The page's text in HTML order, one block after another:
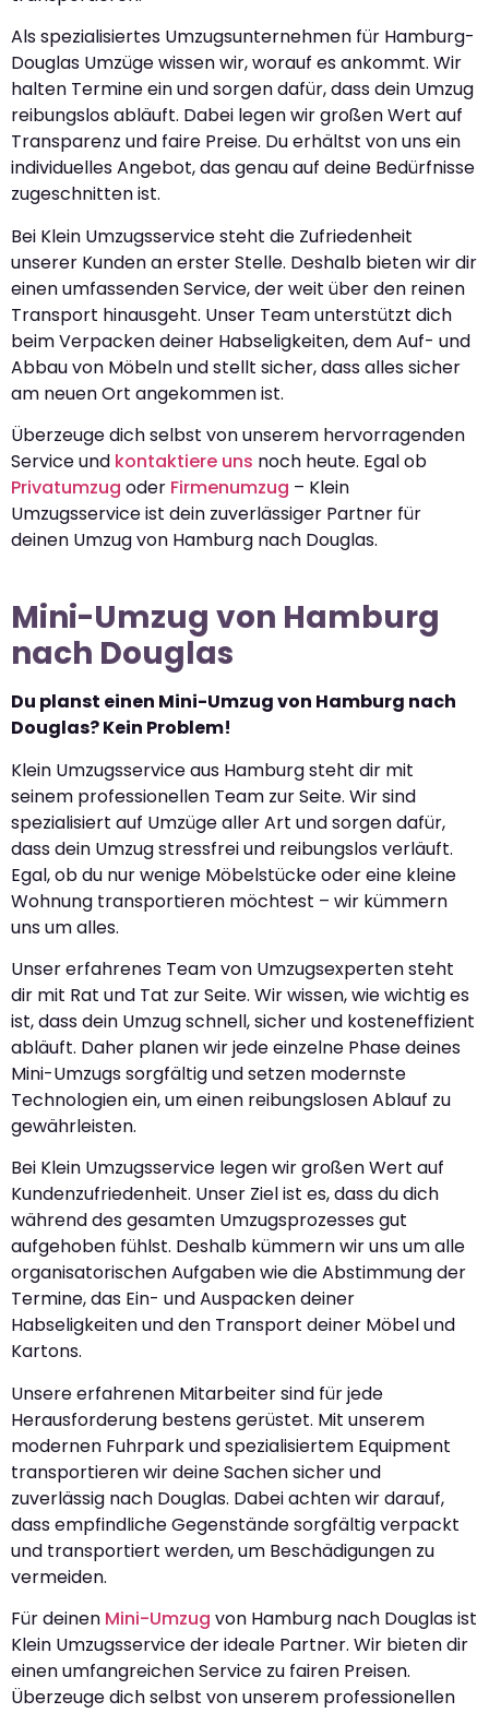
Als spezialisiertes Umzugsunternehmen für Hamburg-
Douglas Umzüge wissen wir, worauf es ankommt. Wir
halten Termine ein und sorgen dafür, dass dein Umzug
reibungslos abläuft. Dabei legen wir großen Wert auf
Transparenz und faire Preise. Du erhältst von uns ein
individuelles Angebot, das genau auf deine Bedürfnisse
zugeschnitten ist.
Bei Klein Umzugsservice steht die Zufriedenheit
unserer Kunden an erster Stelle. Deshalb bieten wir dir
einen umfassenden Service, der weit über den reinen
Transport hinausgeht. Unser Team unterstützt dich
beim Verpacken deiner Habseligkeiten, dem Auf- und
Abbau von Möbeln und stellt sicher, dass alles sicher
am neuen Ort angekommen ist.
Überzeuge dich selbst von unserem hervorragenden
Service und kontaktiere uns noch heute. Egal ob
Privatumzug oder Firmenumzug – Klein
Umzugsservice ist dein zuverlässiger Partner für
deinen Umzug von Hamburg nach Douglas.
Mini-Umzug von Hamburg
nach Douglas
Du planst einen Mini-Umzug von Hamburg nach
Douglas? Kein Problem!
Klein Umzugsservice aus Hamburg steht dir mit
seinem professionellen Team zur Seite. Wir sind
spezialisiert auf Umzüge aller Art und sorgen dafür,
dass dein Umzug stressfrei und reibungslos verläuft.
Egal, ob du nur wenige Möbelstücke oder eine kleine
Wohnung transportieren möchtest – wir kümmern
uns um alles.
Unser erfahrenes Team von Umzugsexperten steht
dir mit Rat und Tat zur Seite. Wir wissen, wie wichtig es
ist, dass dein Umzug schnell, sicher und kosteneffizient
abläuft. Daher planen wir jede einzelne Phase deines
Mini-Umzugs sorgfältig und setzen modernste
Technologien ein, um einen reibungslosen Ablauf zu
gewährleisten.
Bei Klein Umzugsservice legen wir großen Wert auf
Kundenzufriedenheit. Unser Ziel ist es, dass du dich
während des gesamten Umzugsprozesses gut
aufgehoben fühlst. Deshalb kümmern wir uns um alle
organisatorischen Aufgaben wie die Abstimmung der
Termine, das Ein- und Auspacken deiner
Habseligkeiten und den Transport deiner Möbel und
Kartons.
Unsere erfahrenen Mitarbeiter sind für jede
Herausforderung bestens gerüstet. Mit unserem
modernen Fuhrpark und spezialisiertem Equipment
transportieren wir deine Sachen sicher und
zuverlässig nach Douglas. Dabei achten wir darauf,
dass empfindliche Gegenstände sorgfältig verpackt
und transportiert werden, um Beschädigungen zu
vermeiden.
Für deinen Mini-Umzug von Hamburg nach Douglas ist
Klein Umzugsservice der ideale Partner. Wir bieten dir
einen umfangreichen Service zu fairen Preisen.
Überzeuge dich selbst von unserem professionellen